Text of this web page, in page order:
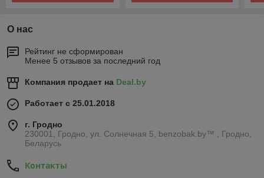
О нас
Рейтинг не сформирован
Менее 5 отзывов за последний год
Компания продает на Deal.by
Работает с 25.01.2018
г. Гродно
230001, Гродно, ул. Солнечная 5, benzobak.by™ , Гродно,
Беларусь
Контакты